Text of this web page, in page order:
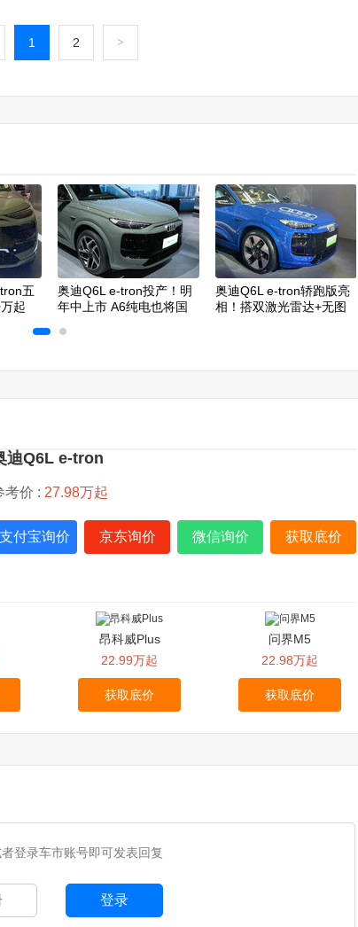
1 2 >
五
起
奥迪Q6L e-tron投产！明
年中上市 A6纯电也将国
奥迪Q6L e-tron轿跑版亮
相！搭双激光雷达+无图
迪Q6L e-tron
考价 : 27.98万起
支付宝询价 京东询价 微信询价 获取底价
昂科威Plus
22.99万起
获取底价
问界M5
22.98万起
获取底价
登录车市账号即可发表回复
登录